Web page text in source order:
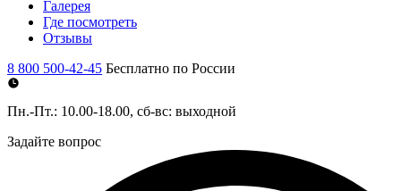
Галерея
Где посмотреть
Отзывы
8 800 500-42-45 Бесплатно по России
Пн.-Пт.: 10.00-18.00, сб-вс: выходной
Задайте вопрос